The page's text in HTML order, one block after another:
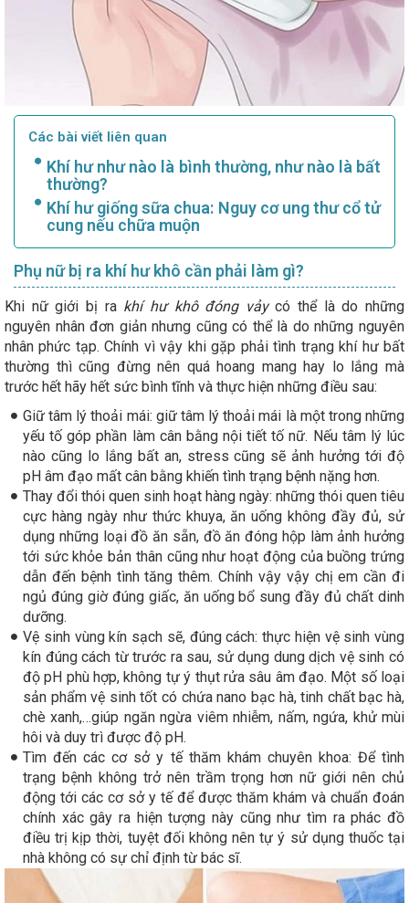
Các bài viết liên quan
Khí hư như nào là bình thường, như nào là bất
thường?
Khí hư giống sữa chua: Nguy cơ ung thư cổ tử
cung nếu chữa muộn
Phụ nữ bị ra khí hư khô cần phải làm gì?
Khi nữ giới bị ra khí hư khô đóng vảycó thể là do những
nguyên nhân đơn giản nhưng cũng có thể là do những nguyên
nhân phức tạp. Chính vì vậy khi gặp phải tình trạng khí hư bất
thường thì cũng đừng nên quá hoang mang hay lo lắng mà
trước hết hãy hết sức bình tĩnh và thực hiện những điều sau:
Giữ tâm lý thoải mái: giữ tâm lý thoải mái là một trong những
yếu tố góp phần làm cân bằng nội tiết tố nữ. Nếu tâm lý lúc
nào cũng lo lắng bất an, stress cũng sẽ ảnh hưởng tới độ
pH âm đạo mất cân bằng khiến tình trạng bệnh nặng hơn.
Thay đổi thói quen sinh hoạt hàng ngày: những thói quen tiêu
cực hàng ngày như thức khuya, ăn uống không đầy đủ, sử
dụng những loại đồ ăn sẵn, đồ ăn đóng hộp làm ảnh hưởng
tới sức khỏe bản thân cũng như hoạt động của buồng trứng
dẫn đến bệnh tình tăng thêm. Chính vậy vậy chị em cần đi
ngủ đúng giờ đúng giấc, ăn uống bổ sung đầy đủ chất dinh
dưỡng.
Vệ sinh vùng kín sạch sẽ, đúng cách: thực hiện vệ sinh vùng
kín đúng cách từ trước ra sau, sử dụng dung dịch vệ sinh có
độ pH phù hợp, không tự ý thụt rửa sâu âm đạo. Một số loại
sản phẩm vệ sinh tốt có chứa nano bạc hà, tinh chất bạc hà,
chè xanh,…giúp ngăn ngừa viêm nhiễm, nấm, ngứa, khử mùi
hôi và duy trì được độ pH.
Tìm đến các cơ sở y tế thăm khám chuyên khoa: Để tình
trạng bệnh không trở nên trầm trọng hơn nữ giới nên chủ
động tới các cơ sở y tế để được thăm khám và chuẩn đoán
chính xác gây ra hiện tượng này cũng như tìm ra phác đồ
điều trị kịp thời, tuyệt đối không nên tự ý sử dụng thuốc tại
nhà không có sự chỉ định từ bác sĩ.